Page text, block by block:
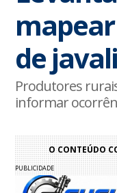
de
Produtores
informar
O CONTEÚDO
PUBLICIDADE